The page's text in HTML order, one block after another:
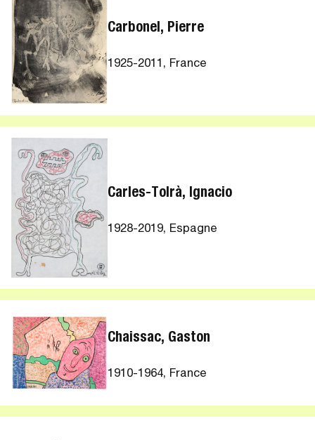
Carbonel, Pierre
1925-2011, France
Carles-Tolrà, Ignacio
1928-2019, Espagne
Chaissac, Gaston
1910-1964, France